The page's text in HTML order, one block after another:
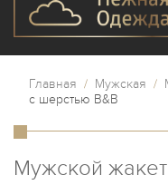
Главная / Мужская /
с шерстью B&B
Мужской